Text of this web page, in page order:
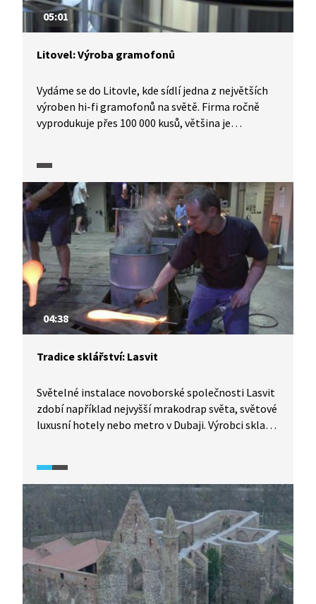
05:01
Litovel: Výroba gramofonů
Vydáme se do Litovle, kde sídlí jedna z největších
výroben hi-fi gramofonů na světě. Firma ročně
vyprodukuje přes 100 000 kusů, většina je
jsou jeho nejnovější trendy.
04:38
Tradice sklářství: Lasvit
Světelné instalace novoborské společnosti Lasvit
zdobí například nejvyšší mrakodrap světa, světové
luxusní hotely nebo metro v Dubaji. Výrobci skla
z generace na generaci. České sklo a český design
zůstávají unikátním českým vývozním artiklem.
Stejně unikátní je i centrála firmy na Palackého
náměstí v Novém Boru.